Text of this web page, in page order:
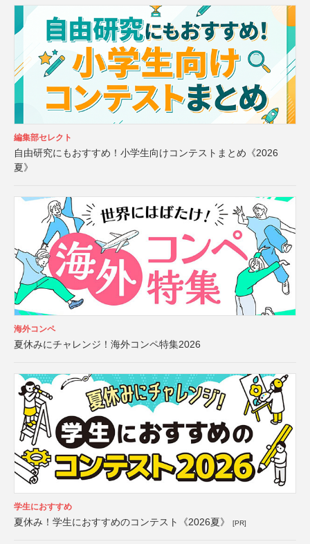
編集部セレクト
自由研究にもおすすめ！小学生向けコンテストまとめ《2026
夏》
海外コンペ
夏休みにチャレンジ！海外コンペ特集2026
学生におすすめ
夏休み！学生におすすめのコンテスト《2026夏》 [PR]